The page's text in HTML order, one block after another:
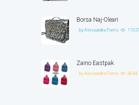
Borsa Naj-Oleari
byAlessandra Fierro 11021
Zaino Eastpak
byAlessandra Fierro 8644